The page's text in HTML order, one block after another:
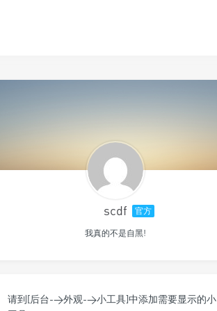
scdf 官方
我真的不是自黑!
请到[后台->外观->小工具]中添加需要显示的小